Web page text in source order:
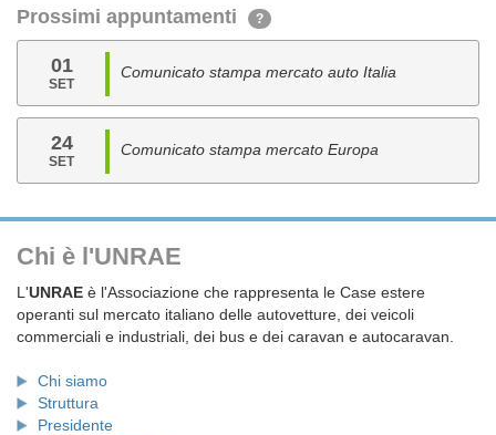
Prossimi appuntamenti ?
01
SET
Comunicato stampa mercato auto Italia
24
SET
Comunicato stampa mercato Europa
Chi è l'UNRAE
L'UNRAE è l'Associazione che rappresenta le Case estere
operanti sul mercato italiano delle autovetture, dei veicoli
commerciali e industriali, dei bus e dei caravan e autocaravan.
Chi siamo
Struttura
Presidente